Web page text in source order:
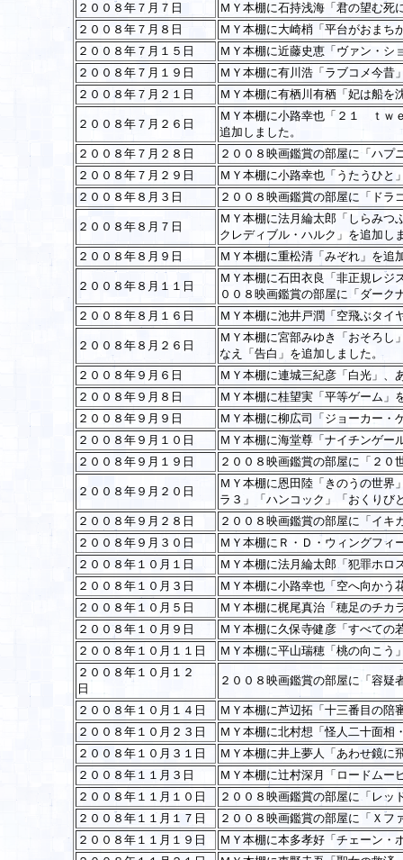
２００８年７月７日
ＭＹ本棚に石持浅海「君の望む死
２００８年７月８日
ＭＹ本棚に大崎梢「平台がおまち
２００８年７月１５日
ＭＹ本棚に近藤史恵「ヴァン・シ
２００８年７月１９日
ＭＹ本棚に有川浩「ラブコメ今昔
２００８年７月２１日
ＭＹ本棚に有栖川有栖「妃は船を
２００８年７月２６日
ＭＹ本棚に小路幸也「２１ ｔｗ
追加しました。
２００８年７月２８日
２００８映画鑑賞の部屋に「ハプ
２００８年７月２９日
ＭＹ本棚に小路幸也「うたうひと
２００８年８月３日
２００８映画鑑賞の部屋に「ドラ
２００８年８月７日
ＭＹ本棚に法月綸太郎「しらみつ
クレディブル・ハルク」を追加し
２００８年８月９日
ＭＹ本棚に重松清「みぞれ」を追
２００８年８月１１日
ＭＹ本棚に石田衣良「非正規レ
００８映画鑑賞の部屋に「ダーク
２００８年８月１６日
ＭＹ本棚に池井戸潤「空飛ぶタイ
２００８年８月２６日
ＭＹ本棚に宮部みゆき「おそろし
なえ「告白」を追加しました。
２００８年９月６日
ＭＹ本棚に連城三紀彦「白光」、
２００８年９月８日
ＭＹ本棚に桂望実「平等ゲーム」
２００８年９月９日
ＭＹ本棚に柳広司「ジョーカー・
２００８年９月１０日
ＭＹ本棚に海堂尊「ナイチンゲー
２００８年９月１９日
２００８映画鑑賞の部屋に「２０
２００８年９月２０日
ＭＹ本棚に恩田陸「きのうの世界
ラ３」「ハンコック」「おくりび
２００８年９月２８日
２００８映画鑑賞の部屋に「イキ
２００８年９月３０日
ＭＹ本棚にＲ・Ｄ・ウィングフィ
２００８年１０月１日
ＭＹ本棚に法月綸太郎「犯罪ホ
２００８年１０月３日
ＭＹ本棚に小路幸也「空へ向かう
２００８年１０月５日
ＭＹ本棚に梶尾真治「穂足のチカ
２００８年１０月９日
ＭＹ本棚に久保寺健彦「すべての
２００８年１０月１１日
ＭＹ本棚に平山瑞穂「桃の向こう
２００８年１０月１２
日
２００８映画鑑賞の部屋に「容疑
２００８年１０月１４日
ＭＹ本棚に芦辺拓「十三番目の陪
２００８年１０月２３日
ＭＹ本棚に北村想「怪人二十面相
２００８年１０月３１日
ＭＹ本棚に井上夢人「あわせ鏡に
２００８年１１月３日
ＭＹ本棚に辻村深月「ロードムー
２００８年１１月１０日
２００８映画鑑賞の部屋に「レッ
２００８年１１月１７日
２００８映画鑑賞の部屋に「Ｘフ
２００８年１１月１９日
ＭＹ本棚に本多孝好「チェーン・